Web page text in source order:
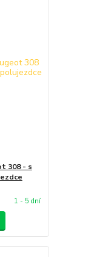
308 - s
1 - 5 dní